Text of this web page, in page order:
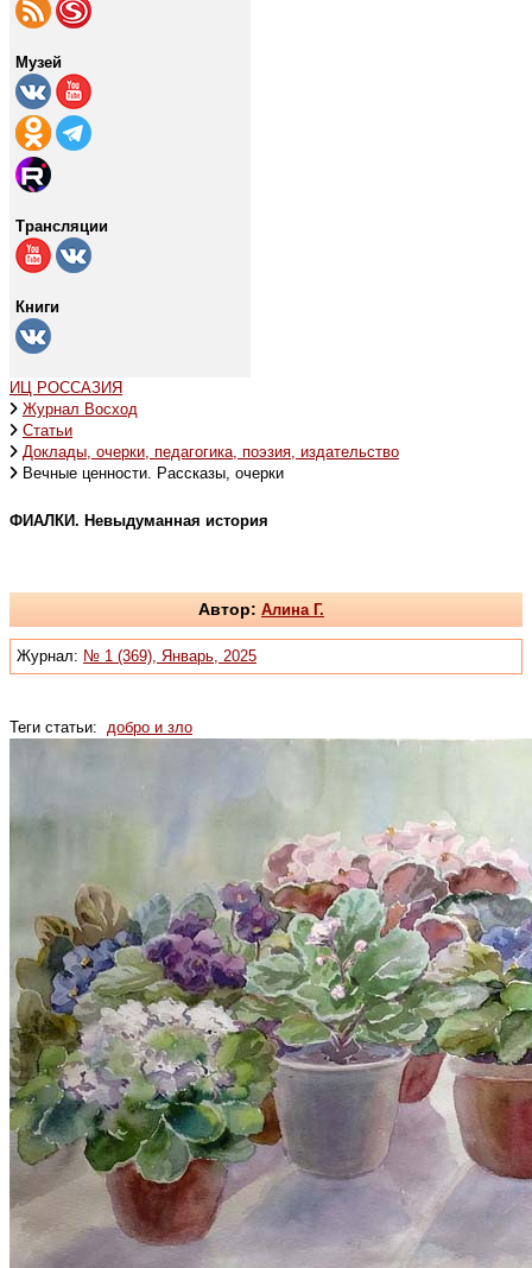
Музей
Трансляции
Книги
ИЦ РОССАЗИЯ
Журнал Восход
Статьи
Доклады, очерки, педагогика, поэзия, издательство
Вечные ценности. Рассказы, очерки
ФИАЛКИ. Невыдуманная история
Автор: Алина Г.
Журнал: № 1 (369), Январь, 2025
Теги статьи: добро и зло